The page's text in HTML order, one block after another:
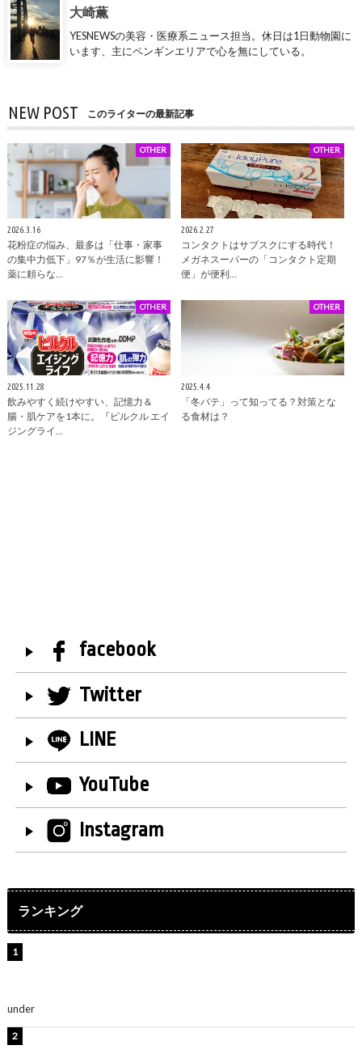
大崎薫
YESNEWSの美容・医療系ニュース担当。休日は1日動物園に
います、主にペンギンエリアで心を無にしている。
NEW POST このライターの最新記事
OTHER
2026.3.16
花粉症の悩み、最多は「仕事・家事
の集中力低下」97％が生活に影響！
薬に頼らな…
OTHER
2026.2.27
コンタクトはサブスクにする時代！
メガネスーパーの「コンタクト定期
便」が便利…
OTHER
2025.11.28
飲みやすく続けやすい、記憶力＆
腸・肌ケアを1本に。『ピルクル エイ
ジングライ…
OTHER
2025.4.4
「冬バテ」って知ってる？対策とな
る食材は？
facebook
Twitter
LINE
YouTube
Instagram
ランキング
under